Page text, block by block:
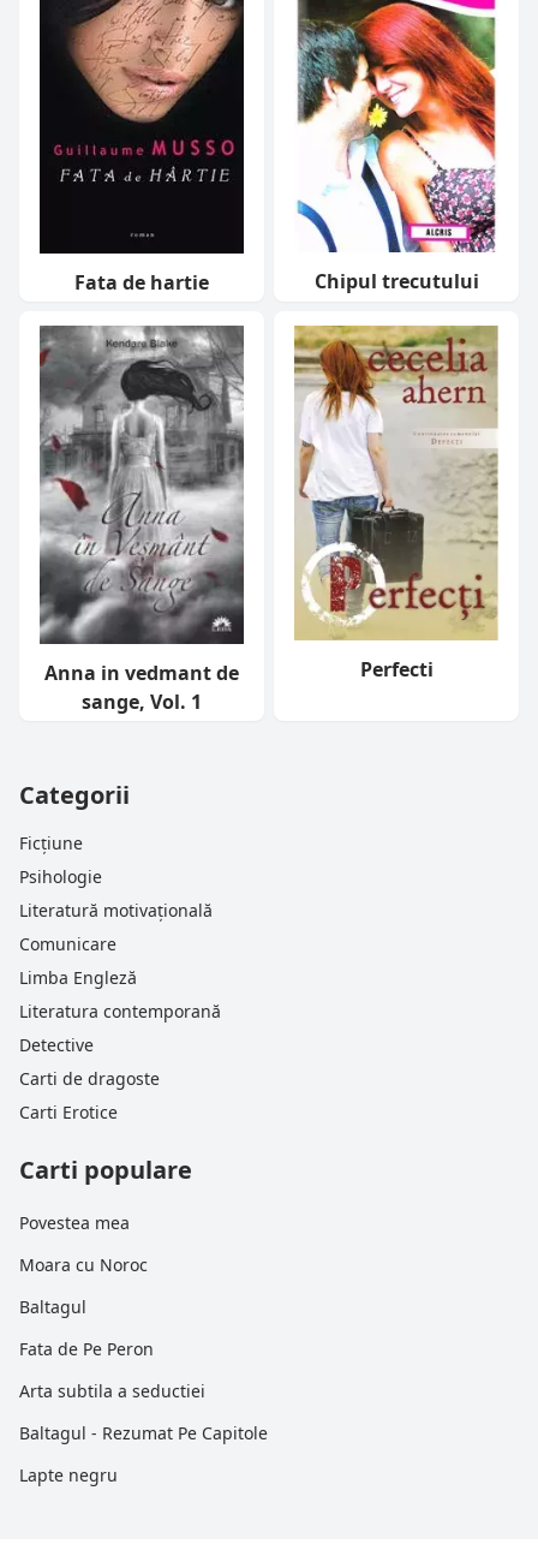
Fata de hartie Chipul trecutului
Anna in vedmant de
sange, Vol. 1
Perfecti
Categorii
Ficțiune
Psihologie
Literatură motivațională
Comunicare
Limba Engleză
Literatura contemporană
Detective
Carti de dragoste
Carti Erotice
Carti populare
Povestea mea
Moara cu Noroc
Baltagul
Fata de Pe Peron
Arta subtila a seductiei
Baltagul - Rezumat Pe Capitole
Lapte negru